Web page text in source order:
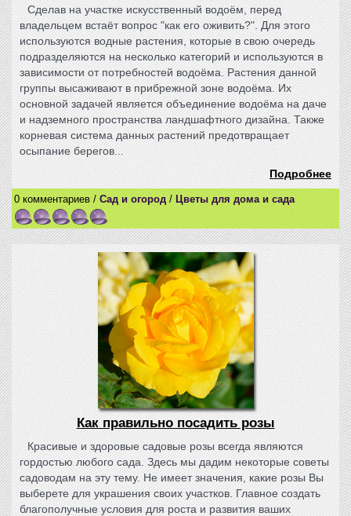
Сделав на участке искусственный водоём, перед
владельцем встаёт вопрос "как его оживить?". Для этого
используются водные растения, которые в свою очередь
подразделяются на несколько категорий и используются в
зависимости от потребностей водоёма. Растения данной
группы высаживают в прибрежной зоне водоёма. Их
основной задачей является объединение водоёма на даче
и надземного пространства ландшафтного дизайна. Также
корневая система данных растений предотвращает
осыпание берегов...
Подробнее
0 комментариев / Сад и огород / Цветы для дома и сада
Как правильно посадить розы
Красивые и здоровые садовые розы всегда являются
гордостью любого сада. Здесь мы дадим некоторые советы
садоводам на эту тему. Не имеет значения, какие розы Вы
выберете для украшения своих участков. Главное создать
благополучные условия для роста и развития ваших